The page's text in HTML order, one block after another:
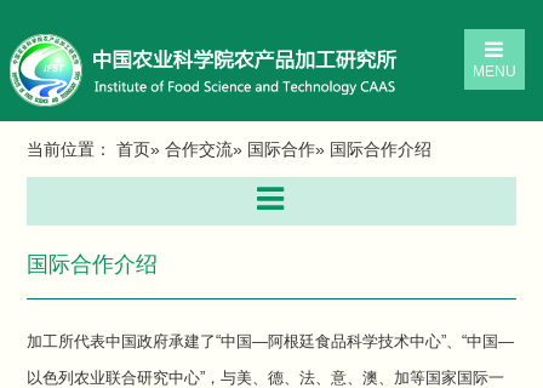
MENU
当前位置：首页»合作交流» 国际合作» 国际合作介绍
国际合作介绍
加工所代表中国政府承建了“中国—阿根廷食品科学技术中心”、“中国—
以色列农业联合研究中心”，与美、德、法、意、澳、加等国家国际一